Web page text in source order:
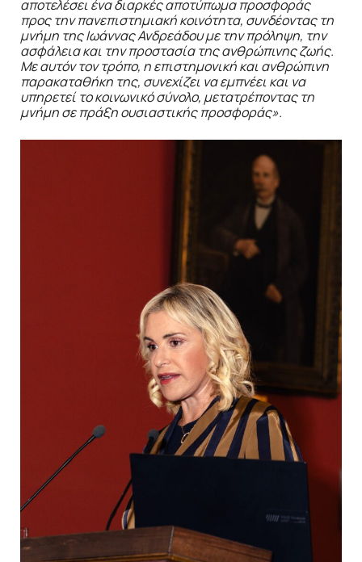
αποτελέσει ένα διαρκές αποτύπωμα προσφοράς
προς την πανεπιστημιακή κοινότητα, συνδέοντας τη
μνήμη της Ιωάννας Ανδρεάδου με την πρόληψη, την
ασφάλεια και την προστασία της ανθρώπινης ζωής.
Με αυτόν τον τρόπο, η επιστημονική και ανθρώπινη
παρακαταθήκη της, συνεχίζει να εμπνέει και να
υπηρετεί το κοινωνικό σύνολο, μετατρέποντας τη
μνήμη σε πράξη ουσιαστικής προσφοράς».